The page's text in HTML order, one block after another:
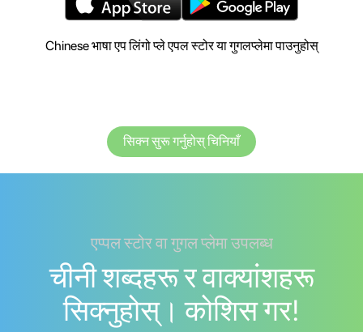
Chinese भाषा एप लिंगो प्ले एपल स्टोर या गुगलप्लेमा पाउनुहोस्
सिक्न सुरू गर्नुहोस् चिनियाँ
एप्पल स्टोर वा गुगल प्लेमा उपलब्ध
चीनी शब्दहरू र वाक्यांशहरू
सिक्नुहोस्। काेशिस गर!